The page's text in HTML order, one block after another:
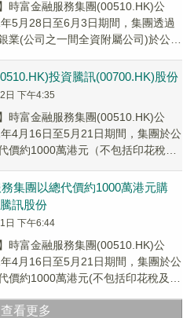
時富金融服務集團(00510.HK)公
5月28日至6月3日期間，集團透過
業(公司之一間全資附屬公司)於公開
投資騰訊(00700.HK)股份
日 下午4:35
時富金融服務集團(00510.HK)公
4月16日至5月21日期間，集團於公
價約1000萬港元（不包括印花稅及
集團以總代價約1000萬港元購
訊股份
日 下午6:44
時富金融服務集團(00510.HK)公
4月16日至5月21日期間，集團於公
價約1000萬港元(不包括印花稅及相
查看更多